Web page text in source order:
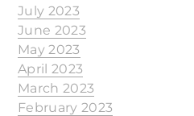
July 2023
June 2023
May 2023
April 2023
March 2023
February 2023